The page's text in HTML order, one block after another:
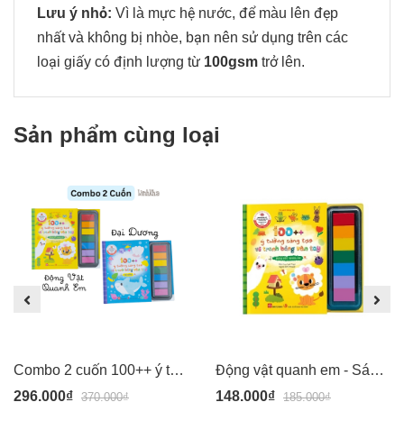
Lưu ý nhỏ: Vì là mực hệ nước, để màu lên đẹp
nhất và không bị nhòe, bạn nên sử dụng trên các
loại giấy có định lượng từ 100gsm trở lên.
Sản phẩm cùng loại
Combo 2 cuốn 100++ ý tưởng sáng tạo vẽ tranh bằng vân tay: Động Vật Quanh Em + Đại Dương - Đinh Tị
296.000₫ 370.000₫
Động vật quanh em - Sách 100++ ý tưởng sáng tạo vẽ tranh bằng vân tay - màu an toàn cho bé - Đinh Tị
148.000₫ 185.000₫